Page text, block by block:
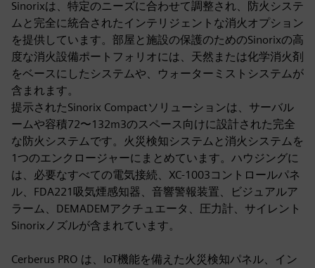
Sinorixは、特定のニーズに合わせて調整され、防火システ
ムと完全に統合されたインテリジェントな消火オプション
を提供しています。部屋と施設の保護のためのSinorixの高
度な消火設備ポートフォリオには、天然または化学消火剤
をベースにしたシステムや、ウォーターミストシステムが
含まれます。
提示されたSinorix Compactソリューションは、サーバル
ームや容積72〜132m3のスペース向けに設計された完全
な防火システムです。火災検知システムと消火システムを
1つのエンクロージャーにまとめています。ハウジングに
は、必要なすべての電気接続、XC‑1003コントロールパネ
ル、FDA221吸気煙感知器、音響警報装置、ビジュアルア
ラーム、DEMADEMアクチュエータ、圧力計、サイレント
Sinorixノズルが含まれています。
Cerberus PRO は、IoT機能を備えた火災検知パネル、イン